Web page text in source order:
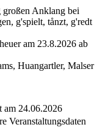
großen Anklang bei
g'spielt, tånzt, g'redt
am 23.8.2026 ab
Huangartler, Malser
am 24.06.2026
Veranstaltungsdaten